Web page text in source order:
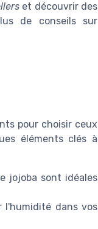
et découvrir des
de conseils sur
pour choisir ceux
éléments clés à
jojoba sont idéales
l'humidité dans vos